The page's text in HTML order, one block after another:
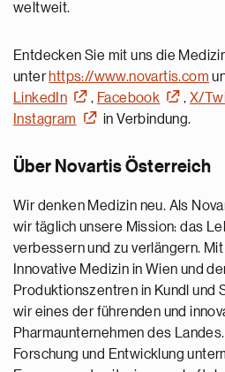
weltweit.
Entdecken Sie mit uns die
unter https://www.novartis.com
LinkedIn
, Facebook , X/
Instagram
in Verbindung.
Über Novartis Österreich
Wir denken Medizin neu. Als
wir täglich unsere Mission: das
verbessern und zu verlängern.
Innovative Medizin in Wien und
Produktionszentren in Kundl und
wir eines der führenden und
Pharmaunternehmen des
Forschung und Entwicklung